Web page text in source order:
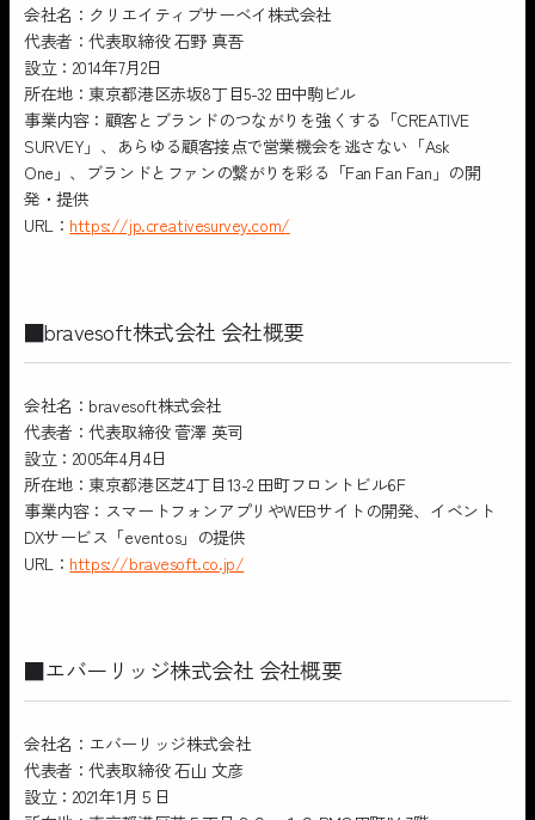
会社名：クリエイティブサーベイ株式会社
代表者：代表取締役 石野 真吾
設立：2014年7月2日
所在地：東京都港区赤坂8丁目5-32 田中駒ビル
事業内容：顧客とブランドのつながりを強くする「CREATIVE
SURVEY」、あらゆる顧客接点で営業機会を逃さない「Ask
One」、ブランドとファンの繋がりを彩る「Fan Fan Fan」の開
発・提供
URL： https://jp.creativesurvey.com/
■bravesoft株式会社 会社概要
会社名：bravesoft株式会社
代表者：代表取締役 菅澤 英司
設立：2005年4月4日
所在地：東京都港区芝4丁目13-2 田町フロントビル6F
事業内容：スマートフォンアプリやWEBサイトの開発、イベント
DXサービス「eventos」の提供
URL： https://bravesoft.co.jp/
■エバーリッジ株式会社 会社概要
会社名：エバーリッジ株式会社
代表者：代表取締役 石山 文彦
設立：2021年1月５日